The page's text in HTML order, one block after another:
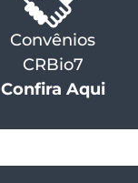
Convênios
CRBio7
Confira Aqui